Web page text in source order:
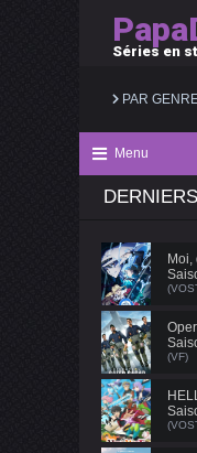
Séries en
PAR
Action
Animation
Aventure
Biopic
Comédie
Menu
(VF)